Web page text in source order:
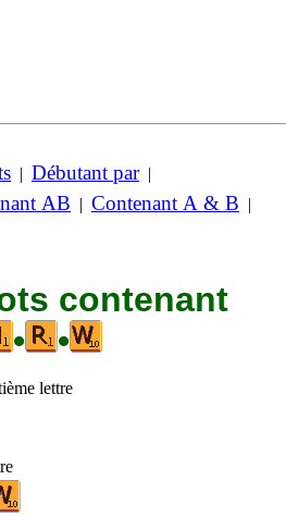
| Débutant par|
AB | Contenant A & B |
contenant
• •
lettre